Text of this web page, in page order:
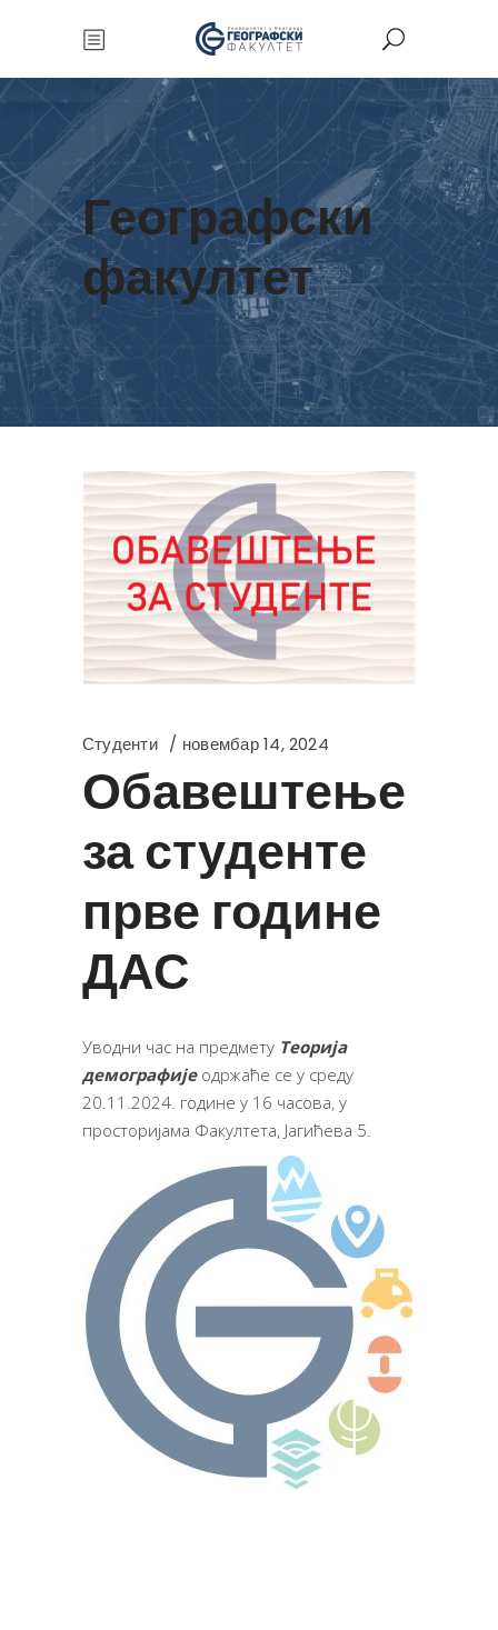
Географски
факултет
Студенти новембар 14, 2024
Обавештење
за студенте
прве године
ДАС
Уводни час на предмету Теорија
демографијеодржаће се у среду
20.11.2024. године у 16 часова, у
просторијама Факултета, Јагићева 5.